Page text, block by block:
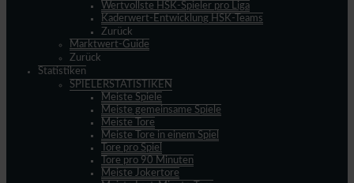
Wertvollste HSK-Spieler pro Liga
Kaderwert-Entwicklung HSK-Teams
Zurück
Marktwert-Guide
Zurück
Statistiken
SPIELERSTATISTIKEN
Meiste Spiele
Meiste gemeinsame Spiele
Meiste Tore
Meiste Tore in einem Spiel
Tore pro Spiel
Tore pro 90 Minuten
Meiste Jokertore